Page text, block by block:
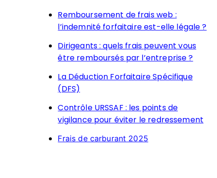
Remboursement de frais web :
l’indemnité forfaitaire est-elle légale ?
Dirigeants : quels frais peuvent vous
être remboursés par l’entreprise ?
La Déduction Forfaitaire Spécifique
(DFS)
Contrôle URSSAF : les points de
vigilance pour éviter le redressement
Frais de carburant 2025